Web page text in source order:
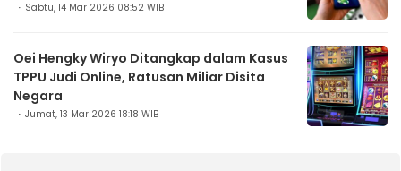
Sabtu, 14 Mar 2026 08:52 WIB
Oei Hengky Wiryo Ditangkap dalam Kasus
TPPU Judi Online, Ratusan Miliar Disita
Negara
Jumat, 13 Mar 2026 18:18 WIB